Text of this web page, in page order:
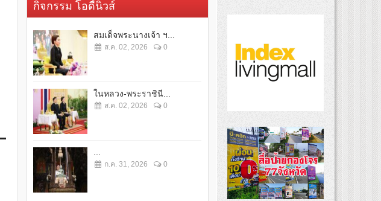
กิจกรรม โอดี้นิวส์
สมเด็จพระนางเจ้า ฯ...
ส.ค. 02, 2026 0
ในหลวง-พระราชินี...
ส.ค. 02, 2026 0
ก.ค. 31, 2026 0